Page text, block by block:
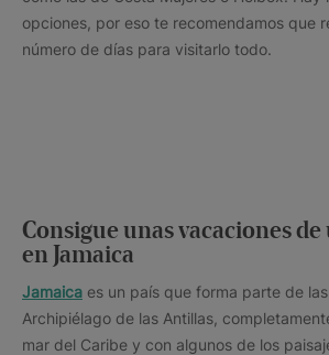
opciones, por eso te recomendamos que
número de días para visitarlo todo.
Consigue unas vacaciones
en Jamaica
Jamaica es un país que forma parte de
Archipiélago de las Antillas,
mar del Caribe y con algunos de los